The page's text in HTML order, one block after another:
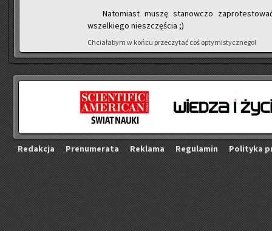
Na­to­miast muszę sta­now­czo
wszel­kie­go nie­szczę­ścia ;)
Chcia­ła­bym w końcu prze­czy­tać coś opty­mi­stycz­ne­go!
Re­dak­cja Pre­nu­me­ra­ta Re­kla­ma Re­gu­la­min Po­li­ty­ka